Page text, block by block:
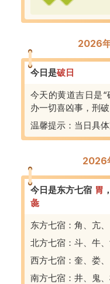
2026
今日是破 日
今天的黄道吉日是
办一切喜凶事，刑
温馨提示：当日具
2026
今日是东方七宿 胃
彘
东方七宿：角、亢
北方七宿：斗、牛
西方七宿：奎、娄
南方七宿：井、鬼